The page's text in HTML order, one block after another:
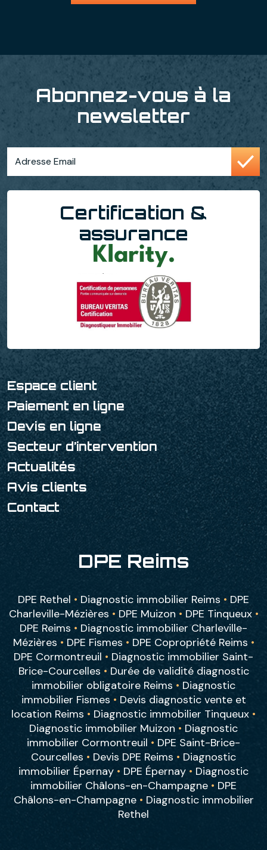
Abonnez-vous à la
newsletter
Certification &
assurance
Espace client
Paiement en ligne
Devis en ligne
Secteur d’intervention
Actualités
Avis clients
Contact
DPE Reims
DPE Rethel • Diagnostic immobilier Reims • DPE
Charleville-Mézières • DPE Muizon • DPE Tinqueux •
DPE Reims • Diagnostic immobilier Charleville-
Mézières • DPE Fismes • DPE Copropriété Reims •
DPE Cormontreuil • Diagnostic immobilier Saint-
Brice-Courcelles • Durée de validité diagnostic
immobilier obligatoire Reims • Diagnostic
immobilier Fismes • Devis diagnostic vente et
location Reims • Diagnostic immobilier Tinqueux •
Diagnostic immobilier Muizon • Diagnostic
immobilier Cormontreuil • DPE Saint-Brice-
Courcelles • Devis DPE Reims • Diagnostic
immobilier Épernay • DPE Épernay • Diagnostic
immobilier Châlons-en-Champagne • DPE
Châlons-en-Champagne • Diagnostic immobilier
Rethel